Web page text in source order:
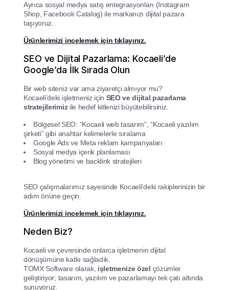
Ayrıca sosyal medya satış entegrasyonları (Instagram
Shop, Facebook Catalog) ile markanızı dijital pazara
taşıyoruz.
Ürünlerimizi incelemek için tıklayınız.
SEO ve Dijital Pazarlama: Kocaeli’de
Google’da İlk Sırada Olun
Bir web siteniz var ama ziyaretçi almıyor mu?
Kocaeli’deki işletmeniz için SEO ve dijital pazarlama
stratejilerimizile hedef kitlenizi büyütebilirsiniz.
Bölgesel SEO: “Kocaeli web tasarım”, “Kocaeli yazılım
şirketi” gibi anahtar kelimelerle sıralama
Google Ads ve Meta reklam kampanyaları
Sosyal medya içerik planlaması
Blog yönetimi ve backlink stratejileri
SEO çalışmalarımız sayesinde Kocaeli’deki rakiplerinizin bir
adım önüne geçin.
Ürünlerimizi incelemek için tıklayınız.
Neden Biz?
Kocaeli ve çevresinde onlarca işletmenin dijital
dönüşümüne katkı sağladık.
TOMX Software olarak, işletmenize özel çözümler
geliştiriyor; tasarım, yazılım ve pazarlamayı tek çatı altında
sunuyoruz.